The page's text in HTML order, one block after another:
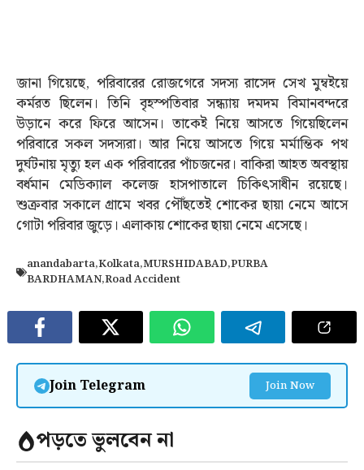
জানা গিয়েছে, পরিবারের রোজগেরে সদস্য রাসেদ সেখ মুম্বইয়ে
কর্মরত ছিলেন। তিনি বৃহস্পতিবার সন্ধ্যায় দমদম বিমানবন্দরে
উড়ানে করে ফিরে আসেন। তাকেই নিয়ে আসতে গিয়েছিলেন
পরিবারে সকল সদস্যরা। আর নিয়ে আসতে গিয়ে মর্মান্তিক পথ
দুর্ঘটনায় মৃত্যু হল এক পরিবারের পাঁচজনের। বাকিরা আহত অবস্থায়
বর্ধমান মেডিক্যাল কলেজ হাসপাতালে চিকিত্‍সাধীন রয়েছে।
শুক্রবার সকালে গ্রামে খবর পৌঁছতেই শোকের ছায়া নেমে আসে
গোটা পরিবার জুড়ে। এলাকায় শোকের ছায়া নেমে এসেছে।
anandabarta,Kolkata,MURSHIDABAD,PURBA
BARDHAMAN,Road Accident
Join Telegram Join Now
পড়তে ভুলবেন না